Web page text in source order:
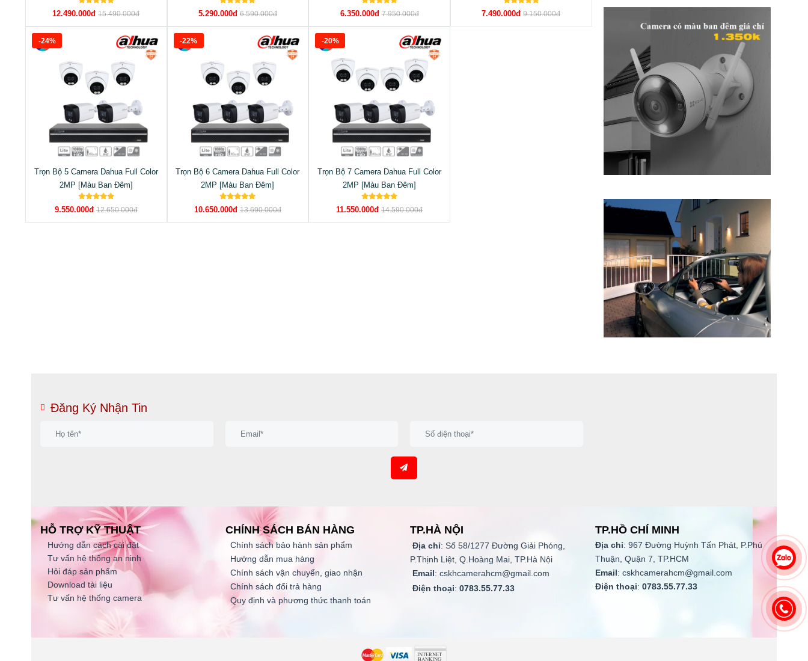
12.490.000đ 15.490.000đ 5.290.000đ 6.590.000đ 6.350.000đ 7.950.000đ 7.490.000đ 9.150.000đ
Trọn Bộ 5 Camera Dahua Full Color
2MP [Màu Ban Đêm]
9.550.000đ 12.650.000đ
-24%
Trọn Bộ 6 Camera Dahua Full Color
2MP [Màu Ban Đêm]
10.650.000đ 13.690.000đ
-22%
Trọn Bộ 7 Camera Dahua Full Color
2MP [Màu Ban Đêm]
11.550.000đ 14.590.000đ
-20%
Đăng Ký Nhận Tin
HỖ TRỢ KỸ THUẬT
Hướng dẫn cách cài đặt
Tư vấn hệ thống an ninh
Hỏi đáp sản phẩm
Download tài liệu
Tư vấn hệ thống camera
CHÍNH SÁCH BÁN HÀNG
Chính sách bảo hành sản phẩm
Hướng dẫn mua hàng
Chính sách vận chuyển, giao nhận
Chính sách đổi trả hàng
Quy định và phương thức thanh toán
TP.HÀ NỘI
Địa chỉ: Số 58/1277 Đường Giải Phóng,
P.Thịnh Liệt, Q.Hoàng Mai, TP.Hà Nội
Email: cskhcamerahcm@gmail.com
Điện thoại: 0783.55.77.33
TP.HỒ CHÍ MINH
Địa chỉ: 967 Đường Huỳnh Tấn Phát, P.Phú
Thuận, Quận 7, TP.HCM
Email: cskhcamerahcm@gmail.com
Điện thoại: 0783.55.77.33